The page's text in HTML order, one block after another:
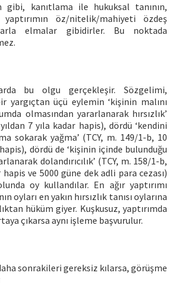
gibi, kanıtlama ile hukuksal tanının,
öz/nitelik/mahiyeti özdeş
elmalar gibidirler. Bu noktada
bu olgu gerçekleşir. Sözgelimi,
yargıçtan üçü eylemin ‘kişinin malını
olmasından yararlanarak hırsızlık’
7 yıla kadar hapis), dördü ‘kendini
sokarak yağma’ (TCY, m. 149/1-b, 10
dördü de ‘kişinin içinde bulunduğu
dolandırıcılık’ (TCY, m. 158/1-b,
hapis ve 5000 güne dek adli para cezası)
oy kullandılar. En ağır yaptırımı
oyları en yakın hırsızlık tanısı oylarına
hüküm giyer. Kuşkusuz, yaptırımda
çıkarsa aynı işleme başvurulur.
sonrakileri gereksiz kılarsa, görüşme